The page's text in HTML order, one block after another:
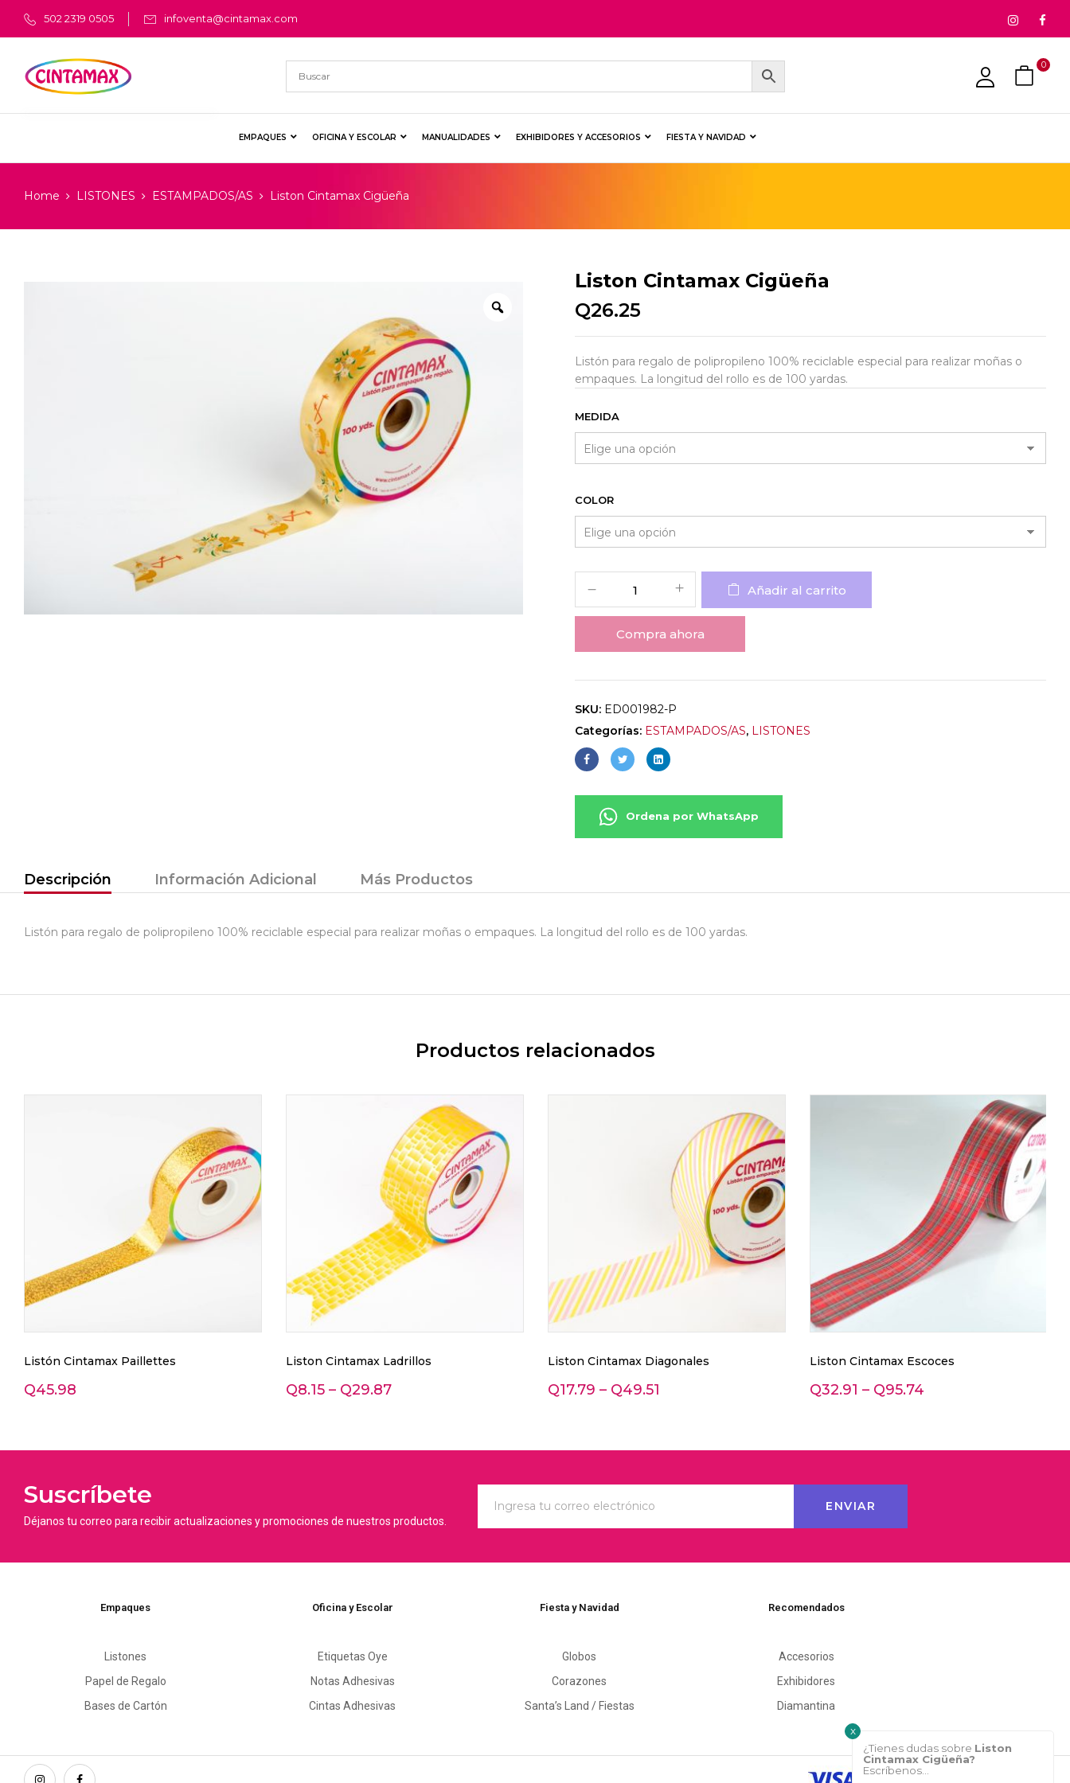
502 2319 0505 infoventa@cintamax.com
0
EMPAQUES OFICINA Y ESCOLAR MANUALIDADES EXHIBIDORES Y ACCESORIOS FIESTA Y NAVIDAD
Home LISTONES ESTAMPADOS/AS Liston Cintamax Cigüeña
Liston Cintamax Cigüeña
Q26.25
Listón para regalo de polipropileno 100% reciclable especial para realizar moñas o
empaques. La longitud del rollo es de 100 yardas.
MEDIDA
COLOR
Añadir al carrito
Compra ahora
SKU: ED001982-P
Categorías: ESTAMPADOS/AS, LISTONES
Ordena por WhatsApp
Descripción Información Adicional Más Productos
Listón para regalo de polipropileno 100% reciclable especial para realizar moñas o empaques. La longitud del rollo es de 100 yardas.
Productos relacionados
Listón Cintamax Paillettes
Q45.98
Liston Cintamax Ladrillos
Q8.15 – Q29.87
Liston Cintamax Diagonales
Q17.79 – Q49.51
Liston Cintamax Escoces
Q32.91 – Q95.74
Suscríbete
Déjanos tu correo para recibir actualizaciones y promociones de nuestros productos.
Empaques
Listones
Papel de Regalo
Bases de Cartón
Oficina y Escolar
Etiquetas Oye
Notas Adhesivas
Cintas Adhesivas
Fiesta y Navidad
Globos
Corazones
Santa’s Land / Fiestas
Recomendados
Accesorios
Exhibidores
Diamantina
x
¿Tienes dudas sobre Liston
Cintamax Cigüeña?
Escríbenos...